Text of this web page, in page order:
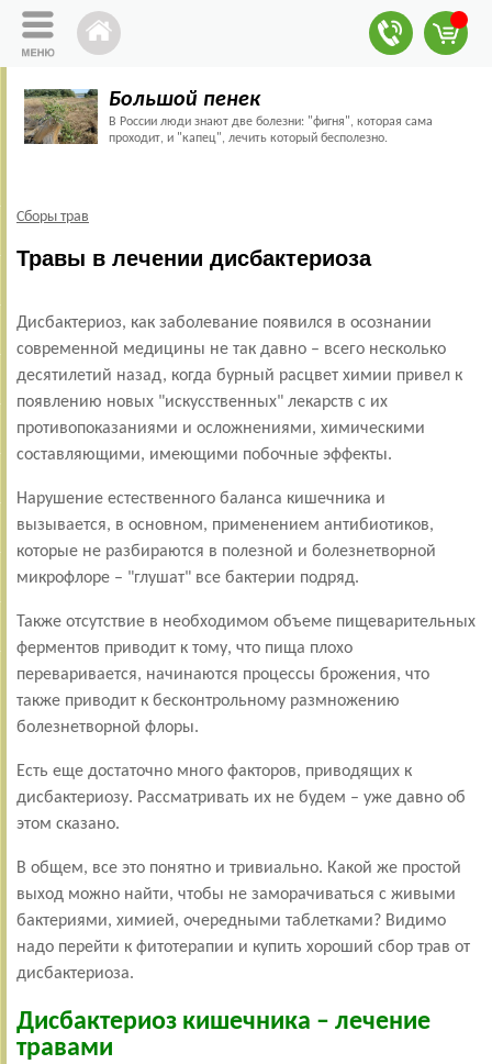
Большой пенек
В России люди знают две болезни: "фигня", которая сама
проходит, и "капец", лечить который бесполезно.
Сборы трав
Травы в лечении дисбактериоза
Дисбактериоз, как заболевание появился в осознании
современной медицины не так давно – всего несколько
десятилетий назад, когда бурный расцвет химии привел к
появлению новых "искусственных" лекарств с их
противопоказаниями и осложнениями, химическими
составляющими, имеющими побочные эффекты.
Нарушение естественного баланса кишечника и
вызывается, в основном, применением антибиотиков,
которые не разбираются в полезной и болезнетворной
микрофлоре – "глушат" все бактерии подряд.
Также отсутствие в необходимом объеме пищеварительных
ферментов приводит к тому, что пища плохо
переваривается, начинаются процессы брожения, что
также приводит к бесконтрольному размножению
болезнетворной флоры.
Есть еще достаточно много факторов, приводящих к
дисбактериозу. Рассматривать их не будем – уже давно об
этом сказано.
В общем, все это понятно и тривиально. Какой же простой
выход можно найти, чтобы не заморачиваться с живыми
бактериями, химией, очередными таблетками? Видимо
надо перейти к фитотерапии и купить хороший сбор трав от
дисбактериоза.
Дисбактериоз кишечника – лечение
травами